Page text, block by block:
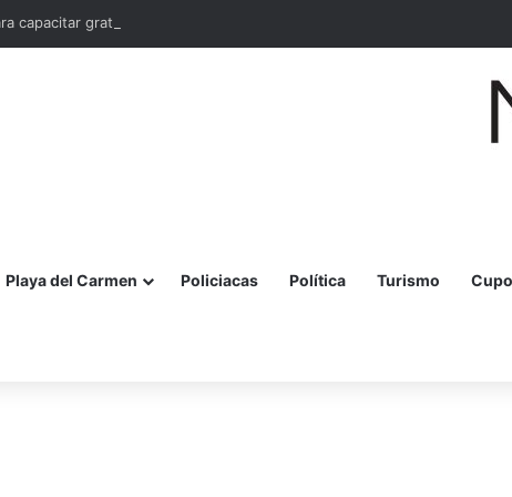
capacitar gratis a 10 mil mujeres en bordado maya en Quintana Roo
Playa del Carmen Policiacas Política Turismo